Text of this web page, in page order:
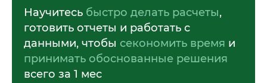
Научитесь быстро делать расчеты,
готовить отчеты и работать с
данными, чтобы секономить время и
принимать обоснованные решения
всего за 1 мес